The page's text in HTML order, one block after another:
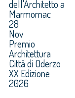
dell'Architetto a
Marmomac
28
Nov
Premio
Architettura
Città di Oderzo
XX Edizione
2026